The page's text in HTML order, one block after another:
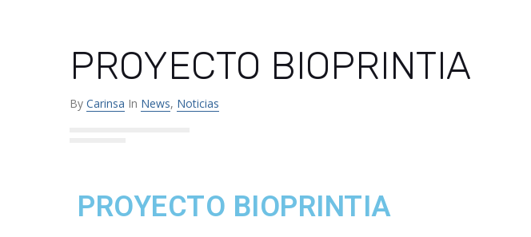
PROYECTO BIOPRINTIA
By Carinsa In News, Noticias
PROYECTO BIOPRINTIA